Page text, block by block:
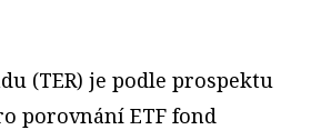
(TER) je podle prospektu
porovnání ETF fond